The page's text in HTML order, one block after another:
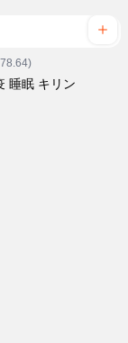
睡眠 キリン